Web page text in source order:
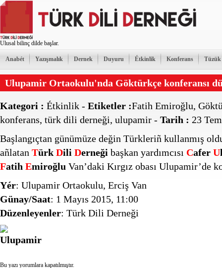
Ulusal bilinç dilde başlar.
Anabét Yazışmalık Dernek Duyuru Étkinlik Konferans Tüzük
Ulupamir Ortaokulu'nda Göktürkçe konferansı
Kategori : Étkinlik - Etiketler :Fatih Emiroğlu,
konferans, türk dili derneği, ulupamir - Tarih : 23
Başlangıçtan günümüze değin Türkleriñ kullanmış
añlatan Türk Dili Derneği başkan yardımcısı Cafer U
Fatih Emiroğlu Van’daki Kırgız obası Ulupamir’de
Yér: Ulupamir Ortaokulu, Erciş Van
Günay/Saat: 1 Mayıs 2015, 11:00
Düzenleyenler: Türk Dili Derneği
Bu yazı yorumlara kapatılmıştır.